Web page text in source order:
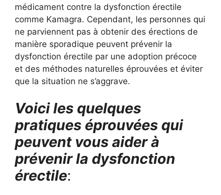
médicament contre la dysfonction érectile
comme Kamagra. Cependant, les personnes qui
ne parviennent pas à obtenir des érections de
manière sporadique peuvent prévenir la
dysfonction érectile par une adoption précoce
et des méthodes naturelles éprouvées et éviter
que la situation ne s’aggrave.
Voici les quelques
pratiques éprouvées qui
peuvent vous aider à
prévenir la dysfonction
érectile: